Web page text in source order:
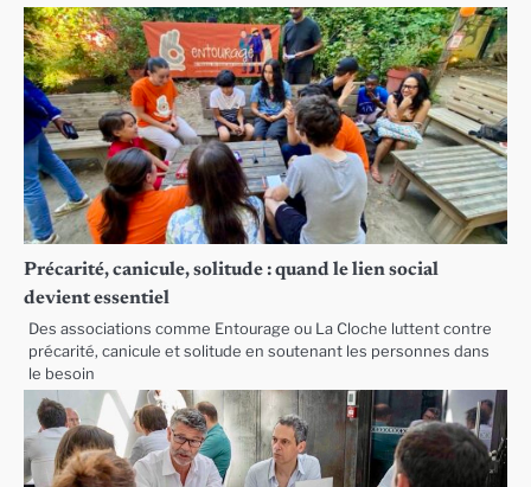
Précarité, canicule, solitude : quand le lien social
devient essentiel
Des associations comme Entourage ou La Cloche luttent contre
précarité, canicule et solitude en soutenant les personnes dans
le besoin